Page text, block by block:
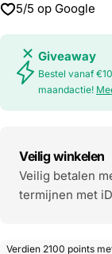
5/5 op Google
Giveaway
Bestel vanaf
maandactie!
Veilig winkelen
Veilig betalen
termijnen met